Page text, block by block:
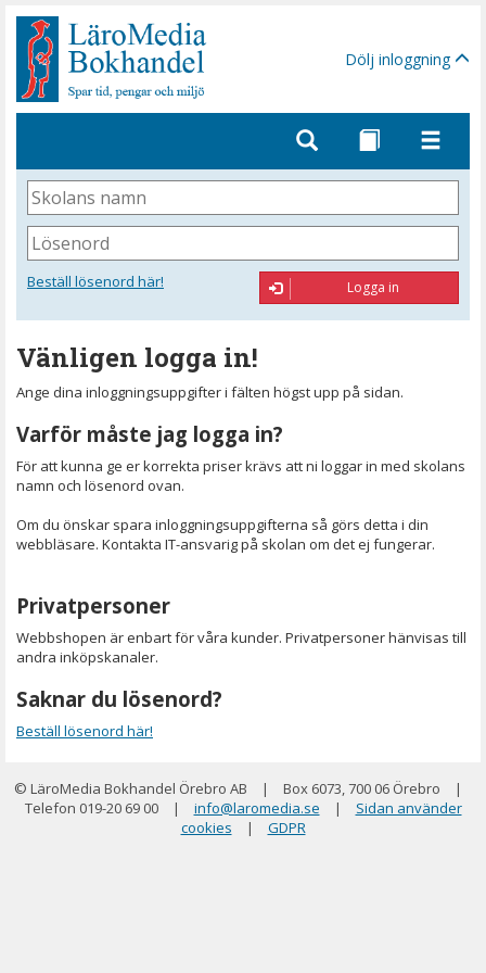
Gå
sidinnehåll
Dölj inloggning
Skolans
namn
Lösenord
Beställ lösenord här! Logga in
Vänligen logga in!
Ange dina inloggningsuppgifter i fälten högst upp på sidan.
Varför måste jag logga in?
För att kunna ge er korrekta priser krävs att ni loggar in med skolans
namn och lösenord ovan.
Om du önskar spara inloggningsuppgifterna så görs detta i din
webbläsare. Kontakta IT-ansvarig på skolan om det ej fungerar.
Privatpersoner
Webbshopen är enbart för våra kunder. Privatpersoner hänvisas till
andra inköpskanaler.
Saknar du lösenord?
Beställ lösenord här!
© LäroMedia Bokhandel Örebro AB | Box 6073, 700 06 Örebro
|
Telefon 019-20 69 00
| info@laromedia.se |
Sidan använder
cookies
| GDPR